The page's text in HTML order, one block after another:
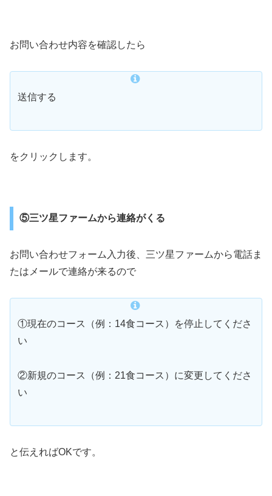
お問い合わせ内容を確認したら
送信する
をクリックします。
⑤三ツ星ファームから連絡がくる
お問い合わせフォーム入力後、三ツ星ファームから電話ま
たはメールで連絡が来るので
①現在のコース（例：14食コース）を停止してくださ
い
②新規のコース（例：21食コース）に変更してくださ
い
と伝えればOKです。